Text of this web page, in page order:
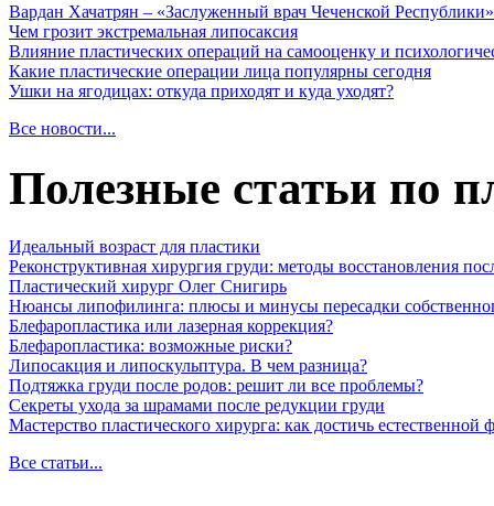
Вардан Хачатрян – «Заслуженный врач Чеченской Республики»
Чем грозит экстремальная липосаксия
Влияние пластических операций на самооценку и
Какие пластические операции лица популярны сегодня
Ушки на ягодицах: откуда приходят и куда уходят?
Все новости...
Полезные статьи по
Идеальный возраст для пластики
Реконструктивная хирургия груди: методы восстановления
Пластический хирург Олег Снигирь
Нюансы липофилинга: плюсы и минусы пересадки
Блефаропластика или лазерная коррекция?
Блефаропластика: возможные риски?
Липосакция и липоскульптура. В чем разница?
Подтяжка груди после родов: решит ли все проблемы?
Секреты ухода за шрамами после редукции груди
Мастерство пластического хирурга: как достичь
Все статьи...